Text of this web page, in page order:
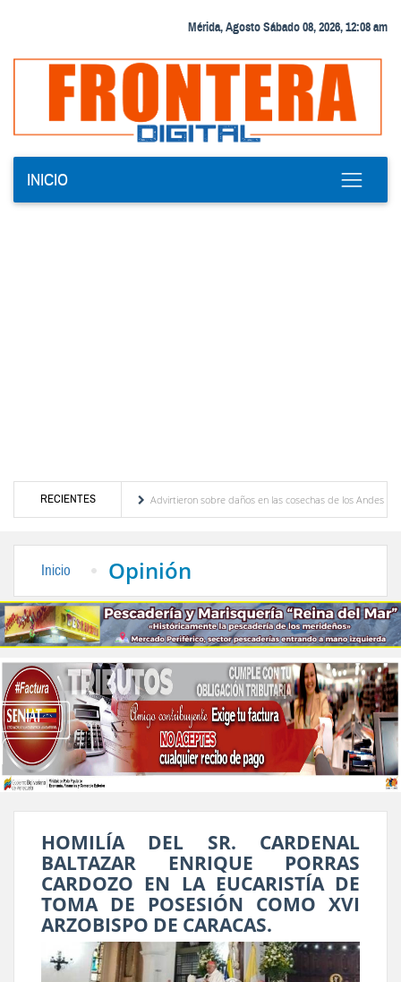
Mérida, Agosto Sábado 08, 2026, 12:08 am
INICIO
RECIENTES
Caribe
Advirtieron sobre daños en las cosechas de los Andes ante efectos del
Inicio Opinión
HOMILÍA DEL SR. CARDENAL
BALTAZAR ENRIQUE PORRAS
CARDOZO EN LA EUCARISTÍA DE
TOMA DE POSESIÓN COMO XVI
ARZOBISPO DE CARACAS.